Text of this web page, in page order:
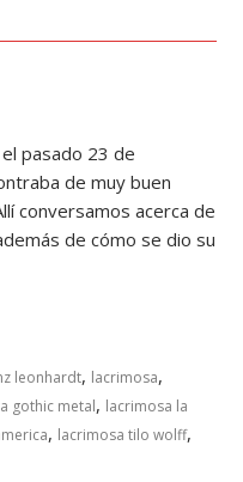
pasado 23 de
de muy buen
conversamos acerca de
de cómo se dio su
leonhardt, lacrimosa,
gothic metal, lacrimosa la
, lacrimosa tilo wolff,